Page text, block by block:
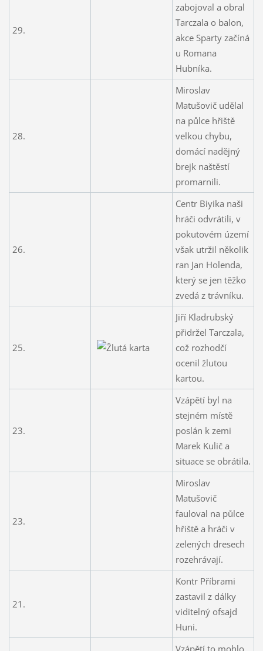
29.
zabojoval a obral
Tarczala o balon,
akce Sparty začíná
u Romana
Hubníka.
28.
Miroslav
Matušovič udělal
na půlce hřiště
velkou chybu,
domácí nadějný
brejk naštěstí
promarnili.
26.
Centr Biyika naši
hráči odvrátili, v
pokutovém území
však utržil několik
ran Jan Holenda,
který se jen těžko
zvedá z trávníku.
25.
Jiří Kladrubský
přidržel Tarczala,
což rozhodčí
ocenil žlutou
kartou.
23.
Vzápětí byl na
stejném místě
poslán k zemi
Marek Kulič a
situace se obrátila.
23.
Miroslav
Matušovič
fauloval na půlce
hřiště a hráči v
zelených dresech
rozehrávají.
21.
Kontr Příbrami
zastavil z dálky
viditelný ofsajd
Huni.
Vzápětí to mohlo